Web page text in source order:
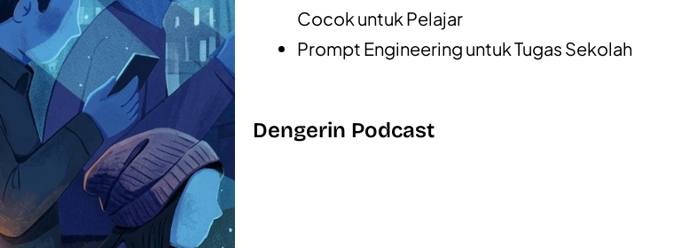
Cocok untuk Pelajar
Prompt Engineering untuk Tugas Sekolah
Dengerin Podcast